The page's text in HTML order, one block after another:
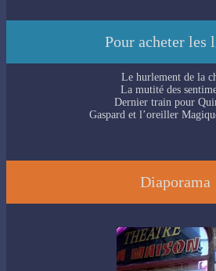
Pour acheter les
Le hurlement de la
La mutité des
Dernier train pour
Gaspard et l’oreiller
Diaporama